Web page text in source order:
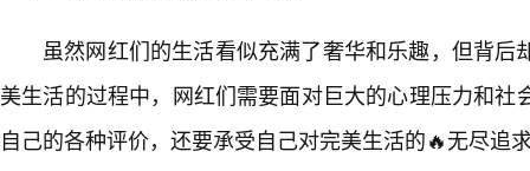
虽然网红们的生活看似充满了奢华和乐趣，但背后
美生活的过程中，网红们需要面对巨大的心理压力和社
自己的各种评价，还要承受自己对完美生活的🔥无尽追